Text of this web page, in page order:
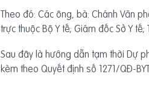
Theo đó: Các ông, bà: Chánh Văn
trực thuộc Bộ Y tế; Giám đốc Sở Y
Sau đây là hướng dẫn tạm thời Dự
kèm theo Quyết định số 1271/QĐ-